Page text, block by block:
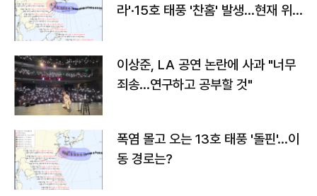
라'·15호 태풍 '찬홈' 발생…현재 위
이상준, LA 공연 논란에 사과 "너무
죄송…연구하고 공부할 것"
폭염 몰고 오는 13호 태풍 '돌핀'…이
동 경로는?